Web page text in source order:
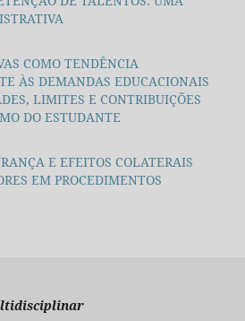
COMO TENDÊNCIA
ÀS DEMANDAS EDUCACIONAIS
LIMITES E CONTRIBUIÇÕES
DO ESTUDANTE
E EFEITOS COLATERAIS
EM PROCEDIMENTOS